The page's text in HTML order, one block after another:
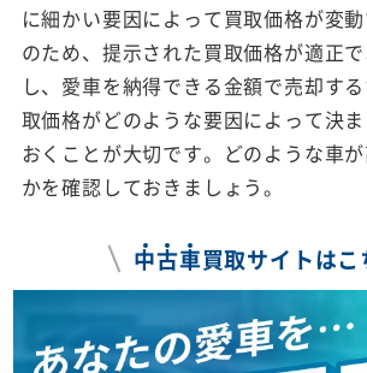
に細かい要因によって買取価格が変
のため、提示された買取価格が適正
し、愛車を納得できる金額で売却す
取価格がどのような要因によって決
おくことが大切です。どのような車
かを確認しておきましょう。
中古車買取サイトはこ